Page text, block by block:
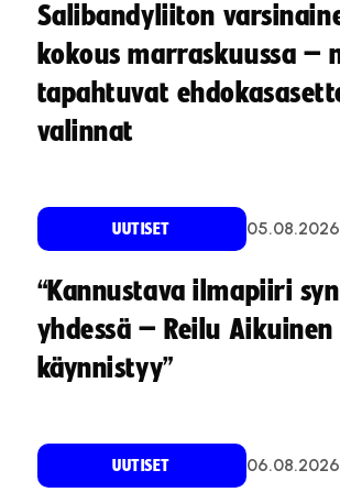
Salibandyliiton
kokous marraskuussa –
tapahtuvat
valinnat
UUTISET 05.08.2026
“Kannustava ilmapiiri
yhdessä – Reilu
käynnistyy”
UUTISET 06.08.2026